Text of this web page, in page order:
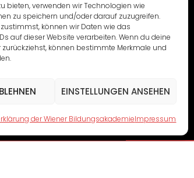
bieten, verwenden wir Technologien wie
zu speichern und/oder darauf zuzugreifen.
können wir Daten wie das
auf dieser Website verarbeiten. Wenn du deine
können bestimmte Merkmale und
EINSTELLUNGEN ANSEHEN
der Wiener BildungsakademieImpressum